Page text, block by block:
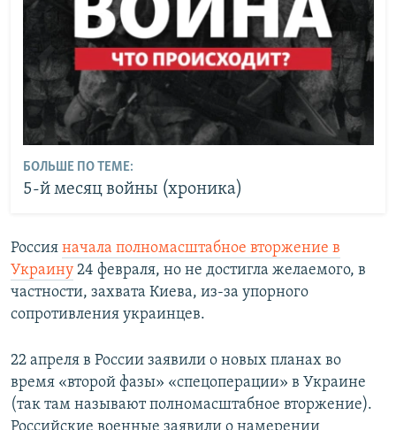
БОЛЬШЕ ПО ТЕМЕ:
5-й месяц войны (хроника)
Россия начала полномасштабное вторжение в
Украину 24 февраля, но не достигла желаемого, в
частности, захвата Киева, из-за упорного
сопротивления украинцев.
22 апреля в России заявили о новых планах во
время «второй фазы» «спецоперации» в Украине
(так там называют полномасштабное вторжение).
Российские военные заявили о намерении